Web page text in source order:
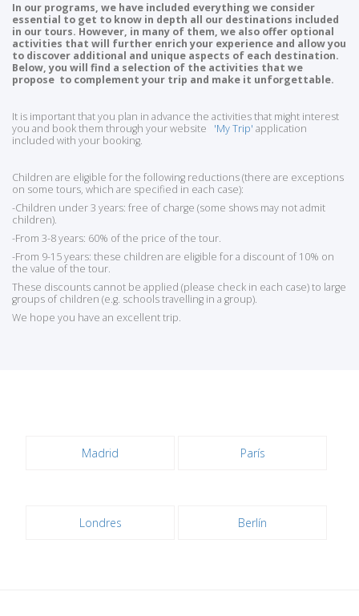
In our programs, we have included everything we consider
essential to get to know in depth all our destinations included
in our tours. However, in many of them, we also offer optional
activities that will further enrich your experience and allow you
to discover additional and unique aspects of each destination.
Below, you will find a selection of the activities that we
propose to complement your trip and make it unforgettable.
It is important that you plan in advance the activities that might interest
you and book them through your website 'My Trip' application
included with your booking.
Children are eligible for the following reductions (there are exceptions
on some tours, which are specified in each case):
-Children under 3 years: free of charge (some shows may not admit
children).
-From 3-8 years: 60% of the price of the tour.
-From 9-15 years: these children are eligible for a discount of 10% on
the value of the tour.
These discounts cannot be applied (please check in each case) to large
groups of children (e.g. schools travelling in a group).
We hope you have an excellent trip.
Madrid París
Londres Berlín